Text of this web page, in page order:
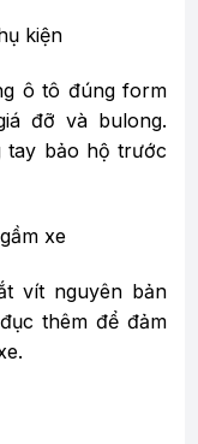
kiện
ô tô đúng form
đỡ và bulong.
tay bảo hộ trước
xe
vít nguyên bản
thêm để đảm